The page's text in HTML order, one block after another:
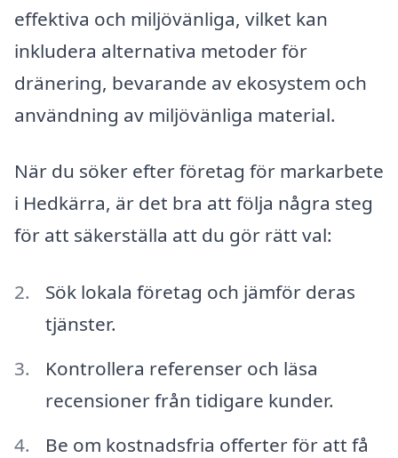
effektiva och miljövänliga, vilket kan
inkludera alternativa metoder för
dränering, bevarande av ekosystem och
användning av miljövänliga material.
När du söker efter företag för markarbete
i Hedkärra, är det bra att följa några steg
för att säkerställa att du gör rätt val:
Sök lokala företag och jämför deras
tjänster.
Kontrollera referenser och läsa
recensioner från tidigare kunder.
Be om kostnadsfria offerter för att få